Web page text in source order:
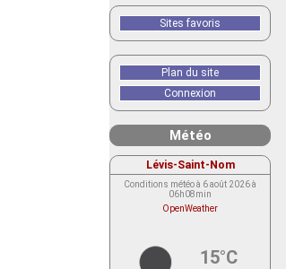
Sites favoris
Plan du site
Connexion
Météo
Lévis-Saint-Nom
Conditions météo à 6 août 2026 à
06h08min
OpenWeather
15°C